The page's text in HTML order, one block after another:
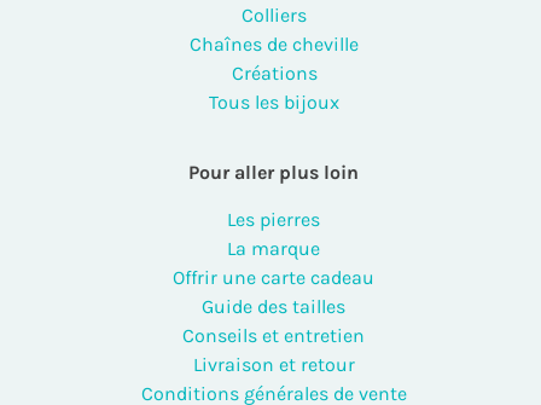
Colliers
Chaînes de cheville
Créations
Tous les bijoux
Pour aller plus loin
Les pierres
La marque
Offrir une carte cadeau
Guide des tailles
Conseils et entretien
Livraison et retour
Conditions générales de vente